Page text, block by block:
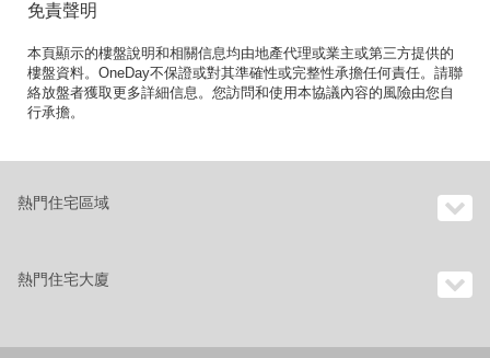
免責聲明
本頁顯示的樓盤說明和相關信息均由地產代理或業主或第三方提供的
樓盤資料。OneDay不保證或對其準確性或完整性承擔任何責任。請聯
絡放盤者獲取更多詳細信息。您訪問和使用本協議內容的風險由您自
行承擔。
熱門住宅區域
熱門住宅大廈